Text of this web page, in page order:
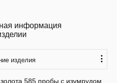
информация
изделия
585 пробы с изумрудом